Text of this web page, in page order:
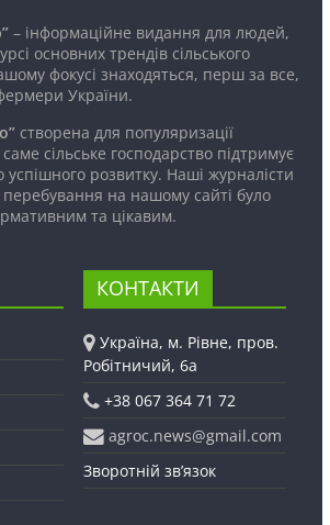
– інформаційне видання для людей,
основних трендів сільського
фокусі знаходяться, перш за все,
України.
створена для популяризації
сільське господарство підтримує
успішного розвитку. Наші журналісти
на нашому сайті було
та цікавим.
КОНТАКТИ
Україна, м. Рівне, пров.
Робітничий, 6а
+38 067 364 71 72
agroc.news@gmail.com
Зворотній зв’язок